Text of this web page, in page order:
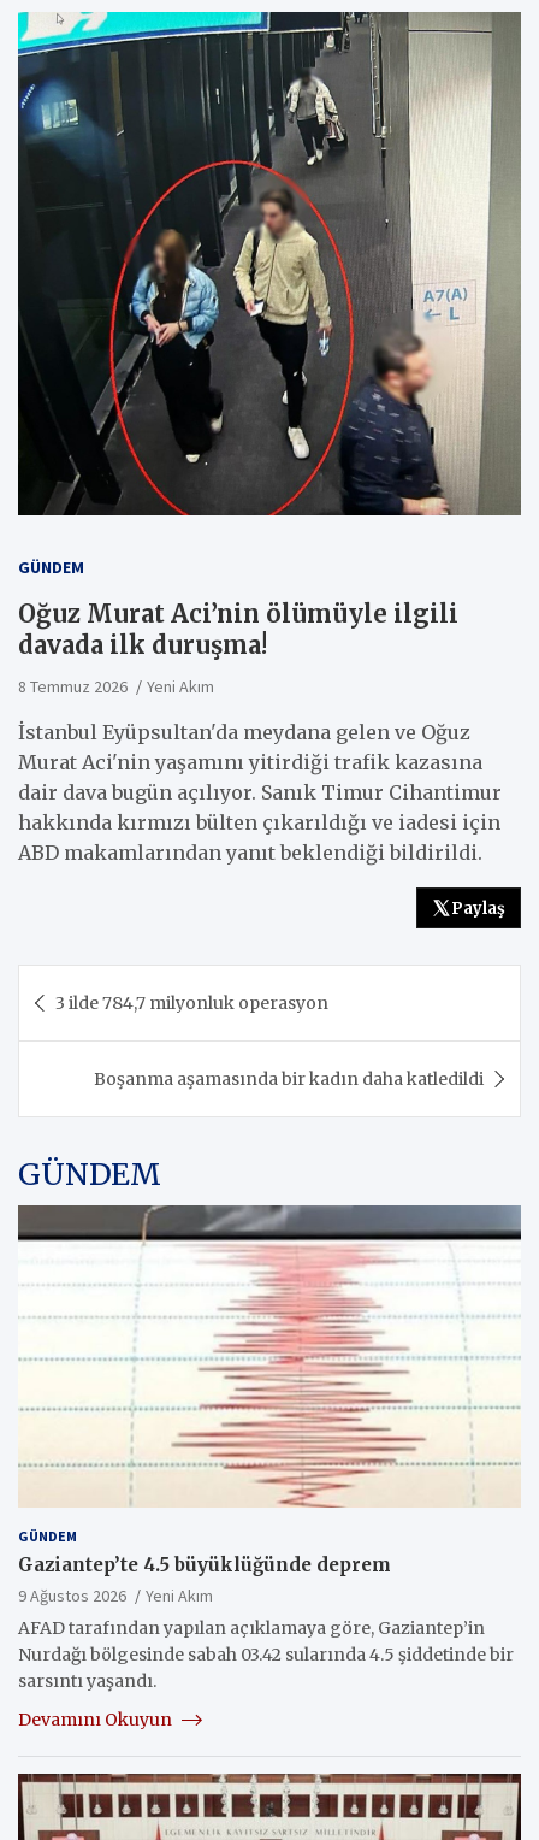
GÜNDEM
Oğuz Murat Aci’nin ölümüyle ilgili
davada ilk duruşma!
8 Temmuz 2026 Yeni Akım
İstanbul Eyüpsultan'da meydana gelen ve Oğuz
Murat Aci'nin yaşamını yitirdiği trafik kazasına
dair dava bugün açılıyor. Sanık Timur Cihantimur
hakkında kırmızı bülten çıkarıldığı ve iadesi için
ABD makamlarından yanıt beklendiği bildirildi.
Paylaş
gezinmesi
3 ilde 784,7 milyonluk operasyon
Boşanma aşamasında bir kadın daha katledildi
GÜNDEM
GÜNDEM
Gaziantep’te 4.5 büyüklüğünde deprem
9 Ağustos 2026
Yeni Akım
AFAD tarafından yapılan açıklamaya göre, Gaziantep’in
Nurdağı bölgesinde sabah 03.42 sularında 4.5 şiddetinde bir
sarsıntı yaşandı.
Devamını Okuyun